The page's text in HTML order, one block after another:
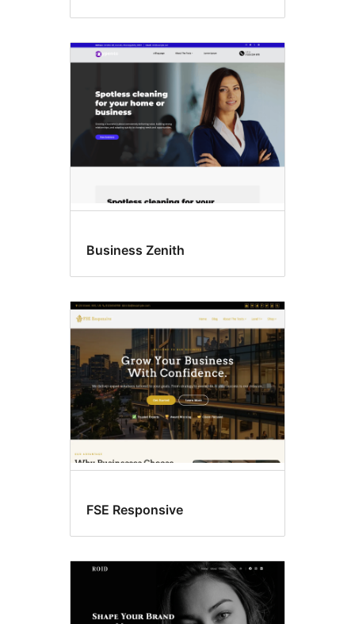
Business Zenith
FSE Responsive